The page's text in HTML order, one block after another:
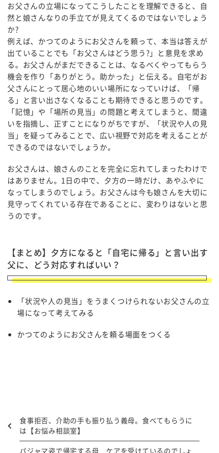
お父さんの立場になってこうしたことを理解できると、自
然と娘さんなりの手立てが見えてくるのではないでしょう
か?
例えば、かつてのようにお父さんを頼って、本当は答えが
出ていることでも「お父さんはどう思う?」と意見を求め
る。お父さんがまだできることは、なるべくやってもらう
機会を作り「ありがとう。助かった」と伝える。自宅がお
父さんにとって居心地のいい場所になっていけば、「帰
る」と言い出さなくなることも期待できると思うのです。
「記憶」や「場所の見当」の問題と考えてしまうと、間違
いを指摘し、正すことになりがちですが、「状況や人の見
当」を疑ってみることで、広い視野で対応を考えることが
できるのではないでしょうか。
お父さんは、娘さんのことを完全に忘れてしまったわけで
はありません。1日の中で、夕方の一時だけ、あやふやに
なってしまうのでしょう。お父さんは今も娘さんを大切に
見守ってくれている存在であることに、変わりはないと思
うのです。
【まとめ】夕方になると「自宅に帰る」と言い出す
父に、 どう対応すればいい？
「状況や人の見当」をうまくつけられないお父さんの立
場になって考えてみる
かつてのようにお父さんを頼る場面をつくる
食事拒否、介助の手も振り払う義母。食べてもらうに
は【お悩み相談室】
パジャマ姿で帰宅する母 ケアを受けているのでしょ